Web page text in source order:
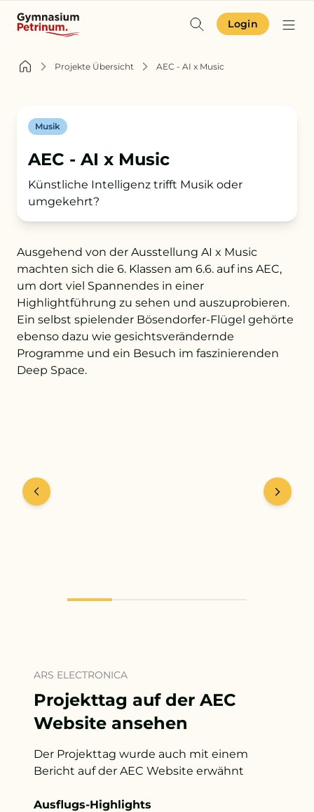
Identität & Angebot
Schulgemeinschaft
Orientierung
Zum Schulkompass
Zur Aufnahme
+43 732 736 581 - 4411
Login
Projekte Übersicht AEC - AI x Music
Musik
AEC - AI x Music
Künstliche Intelligenz trifft Musik oder
umgekehrt?
Ausgehend von der Ausstellung AI x Music
machten sich die 6. Klassen am 6.6. auf ins AEC,
um dort viel Spannendes in einer
Highlightführung zu sehen und auszuprobieren.
Ein selbst spielender Bösendorfer-Flügel gehörte
ebenso dazu wie gesichtsverändernde
Programme und ein Besuch im faszinierenden
Deep Space.
ARS ELECTRONICA
Projekttag auf der AEC
Website ansehen
Der Projekttag wurde auch mit einem
Bericht auf der AEC Website erwähnt
Ausflugs-Highlights